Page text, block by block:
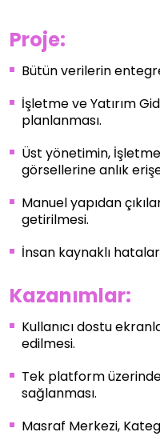
Proje:
Bütün verilerin
İşletme ve Yatırım
planlanması.
Üst yönetimin,
görsellerine anlık
Manuel yapıdan
getirilmesi.
İnsan kaynaklı
Kazanımlar:
Kullanıcı dostu
edilmesi.
Tek platform
sağlanması.
Masraf Merkezi,